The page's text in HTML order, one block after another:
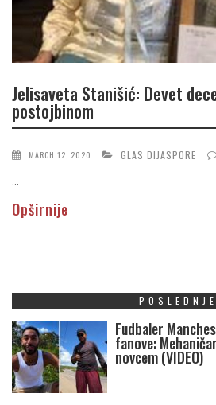
Jelisaveta Stanišić: Devet
postojbinom
MARCH 12, 2020 GLAS DIJASPORE
...
Opširnije
POSLEDNJE
Fudbaler
fanove:
novcem (VIDEO)